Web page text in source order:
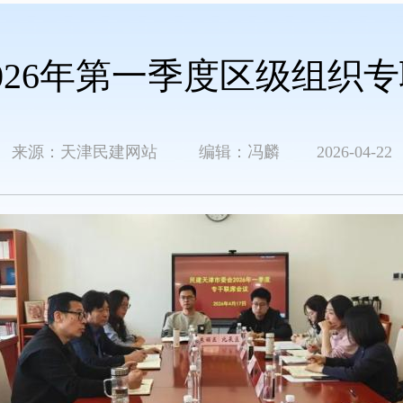
年第一季度区级组织
来源：天津民建网站 编辑：冯麟 2026-04-22